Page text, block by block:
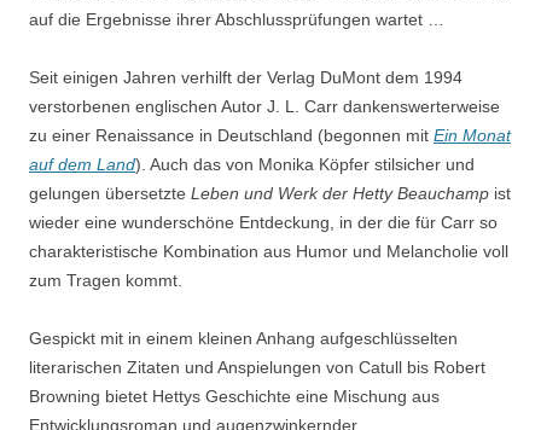
auf die Ergebnisse ihrer Abschlussprüfungen wartet …
Seit einigen Jahren verhilft der Verlag DuMont dem 1994
verstorbenen englischen Autor J. L. Carr dankenswerterweise
zu einer Renaissance in Deutschland (begonnen mit Ein Monat
auf dem Land). Auch das von Monika Köpfer stilsicher und
gelungen übersetzte Leben und Werk der Hetty Beauchamp ist
wieder eine wunderschöne Entdeckung, in der die für Carr so
charakteristische Kombination aus Humor und Melancholie voll
zum Tragen kommt.
Gespickt mit in einem kleinen Anhang aufgeschlüsselten
literarischen Zitaten und Anspielungen von Catull bis Robert
Browning bietet Hettys Geschichte eine Mischung aus
Entwicklungsroman und augenzwinkernder